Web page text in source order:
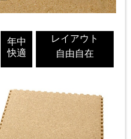
年中
快適
レイアウト
自由自在